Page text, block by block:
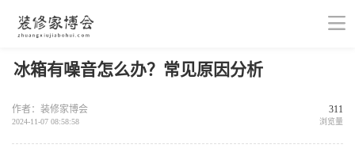
冰箱有噪音怎么办？常见原因分析
作者：装修家博会
2024-11-07 08:58:58
311
浏览量